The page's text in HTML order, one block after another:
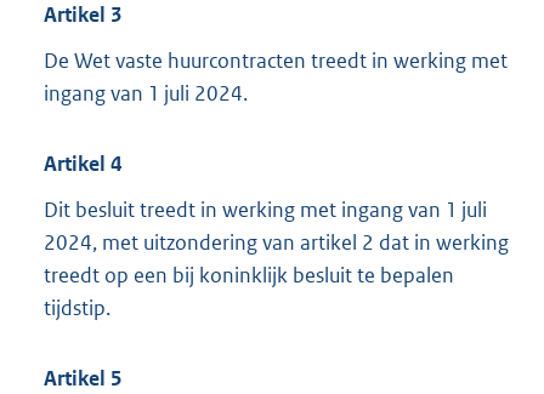
Artikel 3
De Wet vaste huurcontracten treedt in werking met
ingang van 1 juli 2024.
Artikel 4
Dit besluit treedt in werking met ingang van 1 juli
2024, met uitzondering van artikel 2 dat in werking
treedt op een bij koninklijk besluit te bepalen
tijdstip.
Artikel 5